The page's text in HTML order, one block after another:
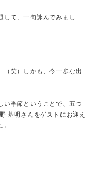
して、一句詠んでみまし
（笑）しかも、今一歩な出
い季節ということで、五つ
基明さんをゲストにお迎え